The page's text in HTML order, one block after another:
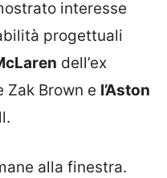
interesse
progettuali
dell’ex
Zak Brown e l’Aston
alla finestra.